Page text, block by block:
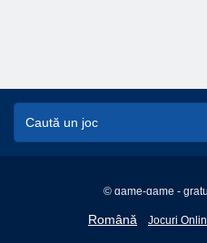
© game-game -
Română
English
Jocuri